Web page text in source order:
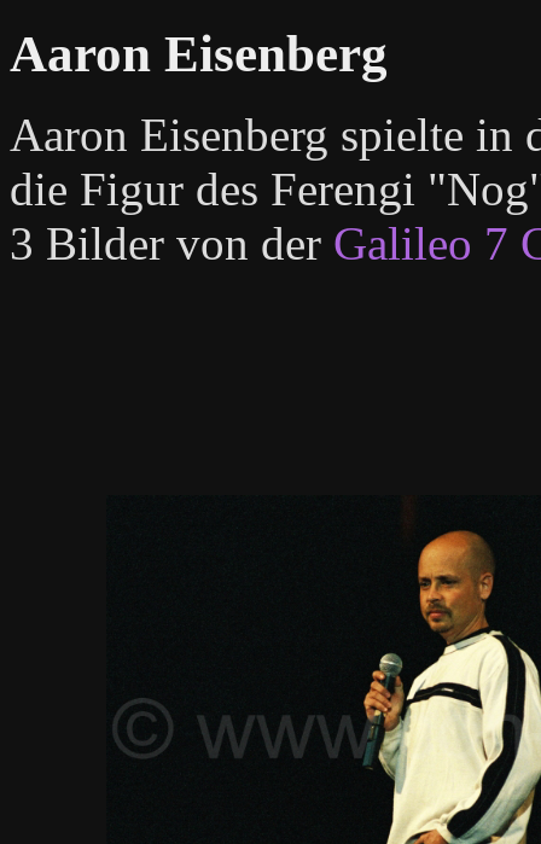
Aaron Eisenberg
Aaron Eisenberg spielte in
die Figur des Ferengi
3 Bilder von der Galileo 7